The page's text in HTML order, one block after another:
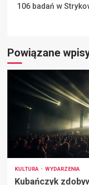
106 badań w
Powiązane
KULTURA WYDARZENIA
Kubańczyk